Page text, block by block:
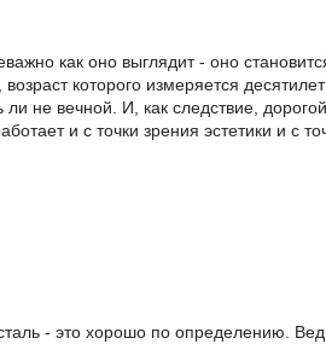
как оно выглядит - оно
которого измеряется
не вечной. И, как следствие,
и с точки зрения эстетики и с
- это хорошо по определению.